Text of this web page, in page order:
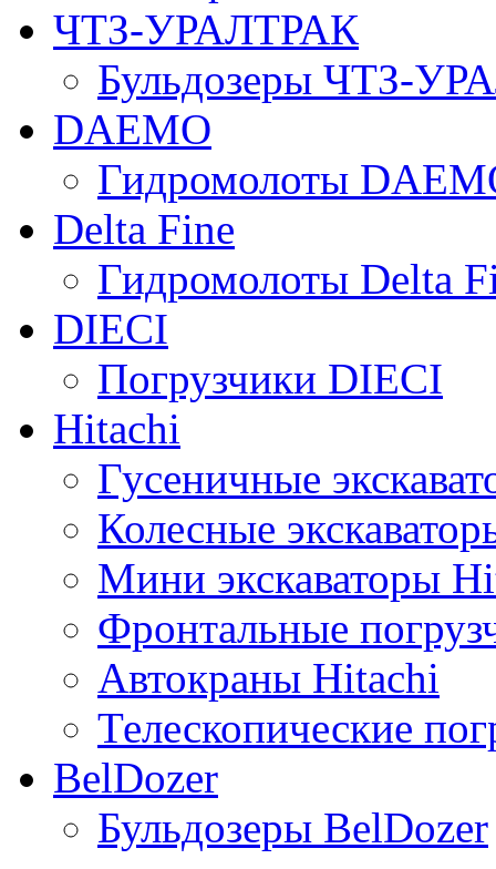
ЧТЗ-УРАЛТРАК
Бульдозеры ЧТЗ-
DAEMO
Гидромолоты
Delta Fine
Гидромолоты Delta
DIECI
Погрузчики DIECI
Hitachi
Гусеничные
Колесные
Мини экскаваторы
Фронтальные
Автокраны Hitachi
Телескопические
BelDozer
Бульдозеры BelDozer